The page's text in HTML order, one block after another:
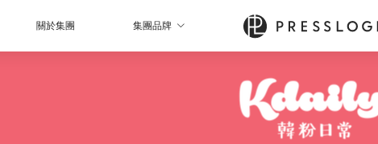
關於集團 集團品牌